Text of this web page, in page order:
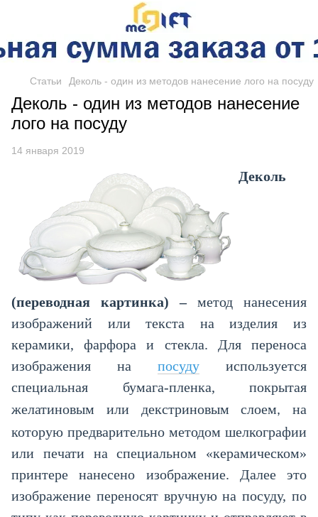
Статьи Деколь - один из методов нанесение лого на посуду
Деколь - один из методов нанесение
лого на посуду
14 января 2019
Деколь
(переводная картинка) –метод нанесения
изображений или текста на изделия из
керамики, фарфора и стекла. Для переноса
изображения на посуду используется
специальная бумага-пленка, покрытая
желатиновым или декстриновым слоем,
на
которую предварительно методом шелкографии
или печати на специальном «керамическом»
принтере нанесено изображение. Далее это
изображение переносят вручную на посуду, по